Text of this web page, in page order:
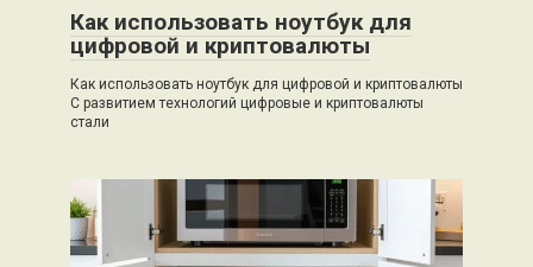
Как использовать ноутбук для
цифровой и криптовалюты
Как использовать ноутбук для цифровой и криптовалюты
С развитием технологий цифровые и криптовалюты
стали